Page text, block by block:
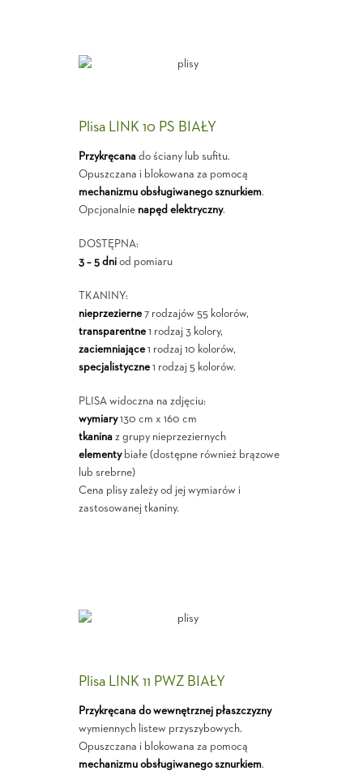
Plisa LINK 10 PS BIAŁY
Przykręcanado ściany lub sufitu.
Opuszczana i blokowana za pomocą
mechanizmu obsługiwanego sznurkiem.
Opcjonalnie napęd elektryczny.
DOSTĘPNA:
3 – 5 dniod pomiaru
TKANINY:
nieprzezierne7 rodzajów 55 kolorów,
transparentne1 rodzaj 3 kolory,
zaciemniające1 rodzaj 10 kolorów,
specjalistyczne1 rodzaj 5 kolorów.
PLISA widoczna na zdjęciu:
wymiary130 cm x 160 cm
tkaninaz grupy nieprzeziernych
elementybiałe (dostępne również brązowe
lub srebrne)
Cena plisy zależy od jej wymiarów i
zastosowanej tkaniny.
Plisa LINK 11 PWZ BIAŁY
Przykręcana do wewnętrznej płaszczyzny
wymiennych listew przyszybowych.
Opuszczana i blokowana za pomocą
mechanizmu obsługiwanego sznurkiem.